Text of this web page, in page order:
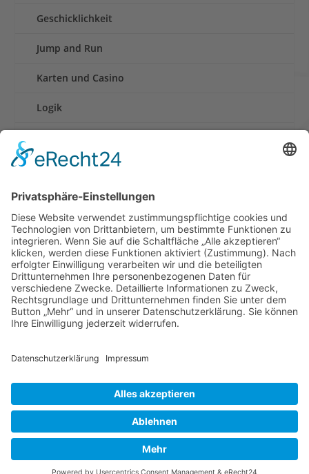
Geschicklichkeit
Jump and Run
Karten und Casino
Logik
Retro und Klassiker
Shooter
Sonstige Spiele
Sport
News
Onlinespiele
Cookie-Einstellungen
Kontakt
www.online-spiele-blog.de
vorbehalten